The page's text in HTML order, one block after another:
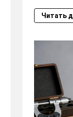
Читать